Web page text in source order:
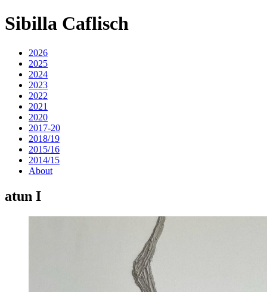
Sibilla Caflisch
2026
2025
2024
2023
2022
2021
2020
2017-20
2018/19
2015/16
2014/15
About
atun I